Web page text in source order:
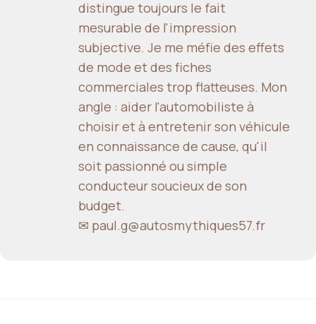
distingue toujours le fait
mesurable de l'impression
subjective. Je me méfie des effets
de mode et des fiches
commerciales trop flatteuses. Mon
angle : aider l'automobiliste à
choisir et à entretenir son véhicule
en connaissance de cause, qu'il
soit passionné ou simple
conducteur soucieux de son
budget.
✉ paul.g@autosmythiques57.fr